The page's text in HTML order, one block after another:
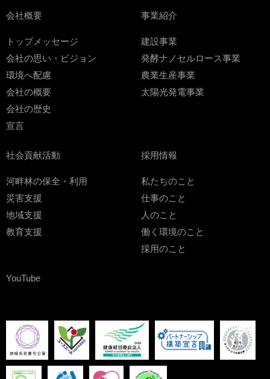
会社概要
トップメッセージ
会社の思い・ビジョン
環境へ配慮
会社の概要
会社の歴史
宣言
事業紹介
建設事業
発酵ナノセルロース事業
農業生産事業
太陽光発電事業
社会貢献活動
河畔林の保全・利用
災害支援
地域支援
教育支援
採用情報
私たちのこと
仕事のこと
人のこと
働く環境のこと
採用のこと
YouTube